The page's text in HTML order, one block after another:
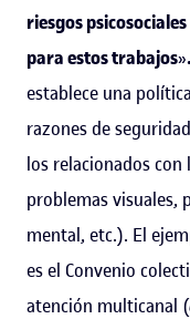
riesgos
para estos trabajos».
establece una
razones de
los relacionados
problemas visuales,
mental, etc.). El
es el Convenio
atención multicanal (